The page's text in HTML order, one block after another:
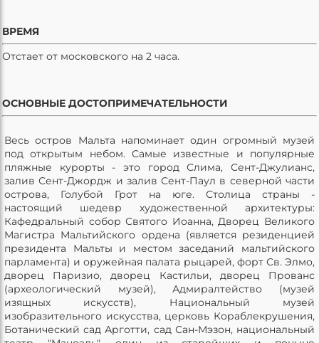
ВРЕМЯ
Отстает от московского на 2 часа.
ОСНОВНЫЕ ДОСТОПРИМЕЧАТЕЛЬНОСТИ
Весь остров Мальта напоминает один огромный музей
под открытым небом. Самые известные и популярные
пляжные курорты - это город Слима, Сент-Джулианс,
залив Сент-Джордж и залив Сент-Паул в северной части
острова, Голубой Грот на юге. Столица страны -
настоящий шедевр художественной архитектуры:
Кафедральный собор Святого Иоанна, Дворец Великого
Магистра Мальтийского ордена (является резиденцией
президента Мальты и местом заседаний мальтийского
парламента) и оружейная палата рыцарей, форт Св. Элмо,
дворец Паризио, дворец Кастильи, дворец Прованс
(археологический музей), Адмиралтейство (музей
изящных искусств), Национальный музей
изобразительного искусства, церковь Кораблекрушения,
Ботанический сад Арготти, сад Сан-Мэзон, национальный